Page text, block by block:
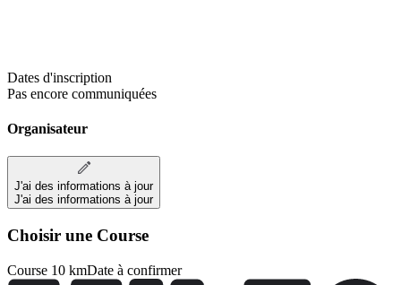
Dates d'inscription
Pas encore communiquées
Organisateur
J'ai des informations à jour
J'ai des informations à jour
Choisir une Course
Course 10 kmDate à confirmer